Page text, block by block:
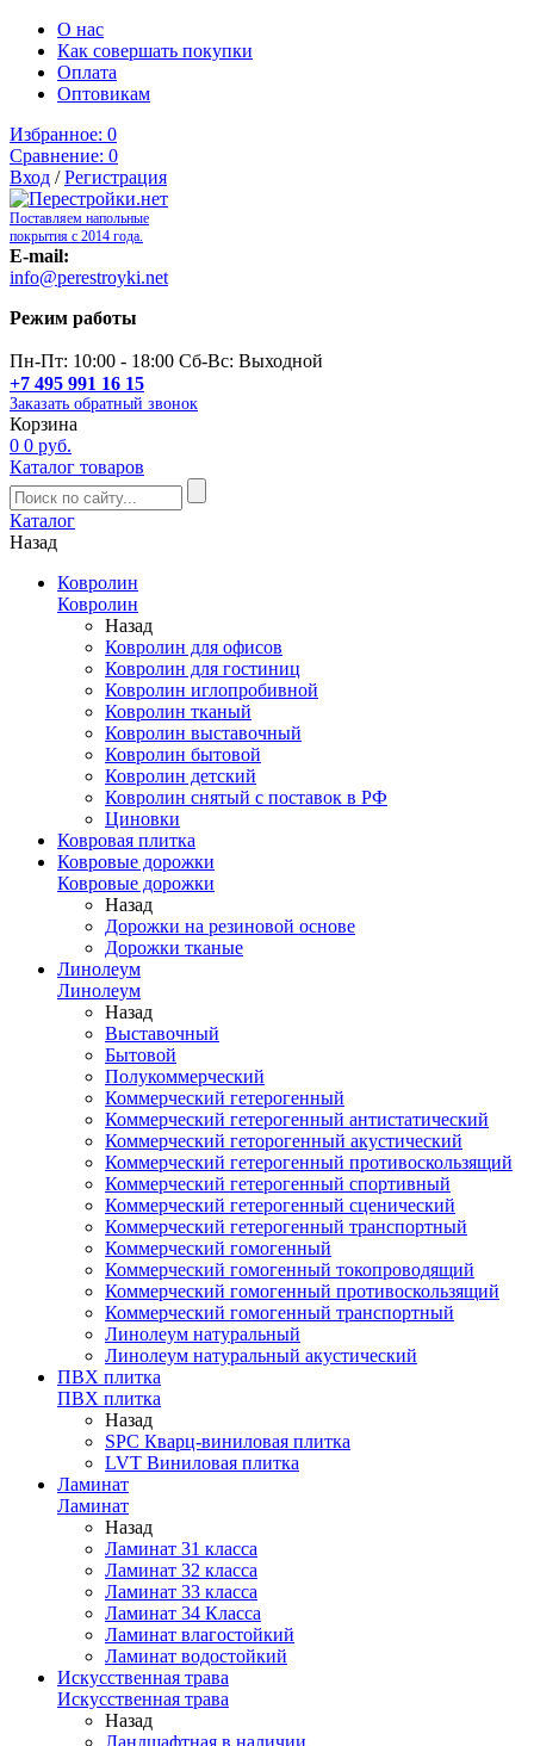
О нас
Как совершать покупки
Оплата
Оптовикам
Избранное: 0
Сравнение: 0
Вход /Регистрация
Поставляем напольные
покрытия с 2014 года.
E-mail:
info@perestroyki.net
Режим работы
Пн-Пт: 10:00 - 18:00 Сб-Вс: Выходной
+7 495 991 16 15
Заказать обратный звонок
Корзина
0 0 руб.
Каталог товаров
Каталог
Назад
Ковролин
Ковролин
Назад
Ковролин для офисов
Ковролин для гостиниц
Ковролин иглопробивной
Ковролин тканый
Ковролин выставочный
Ковролин бытовой
Ковролин детский
Ковролин снятый с поставок в РФ
Циновки
Ковровая плитка
Ковровые дорожки
Ковровые дорожки
Назад
Дорожки на резиновой основе
Дорожки тканые
Линолеум
Линолеум
Назад
Выставочный
Бытовой
Полукоммерческий
Коммерческий гетерогенный
Коммерческий гетерогенный антистатический
Коммерческий геторогенный акустический
Коммерческий гетерогенный противоскользящий
Коммерческий гетерогенный спортивный
Коммерческий гетерогенный сценический
Коммерческий гетерогенный транспортный
Коммерческий гомогенный
Коммерческий гомогенный токопроводящий
Коммерческий гомогенный противоскользящий
Коммерческий гомогенный транспортный
Линолеум натуральный
Линолеум натуральный акустический
ПВХ плитка
ПВХ плитка
Назад
SPC Кварц-виниловая плитка
LVT Виниловая плитка
Ламинат
Ламинат
Назад
Ламинат 31 класса
Ламинат 32 класса
Ламинат 33 класса
Ламинат 34 Класса
Ламинат влагостойкий
Ламинат водостойкий
Искусственная трава
Искусственная трава
Назад
Ландшафтная в наличии